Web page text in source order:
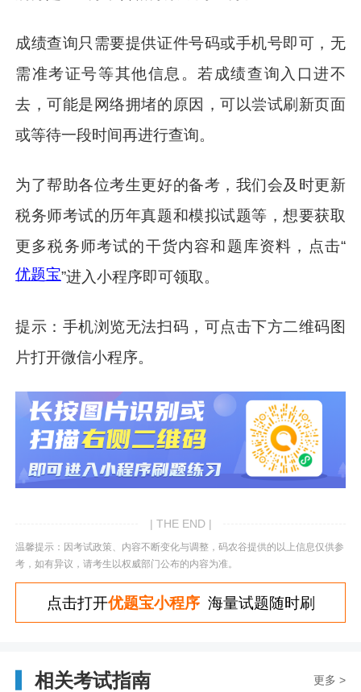
成绩查询只需要提供证件号码或手机号即可，无
需准考证号等其他信息。若成绩查询入口进不
去，可能是网络拥堵的原因，可以尝试刷新页面
或等待一段时间再进行查询。
为了帮助各位考生更好的备考，我们会及时更新
税务师考试的历年真题和模拟试题等，想要获取
更多税务师考试的干货内容和题库资料，点击“
优题宝”进入小程序即可领取。
提示：手机浏览无法扫码，可点击下方二维码图
片打开微信小程序。
| THE END |
温馨提示：因考试政策、内容不断变化与调整，码农谷提供的以上信息仅供参
考，如有异议，请考生以权威部门公布的内容为准。
点击打开优题宝小程序海量试题随时刷
相关考试指南 更多 >